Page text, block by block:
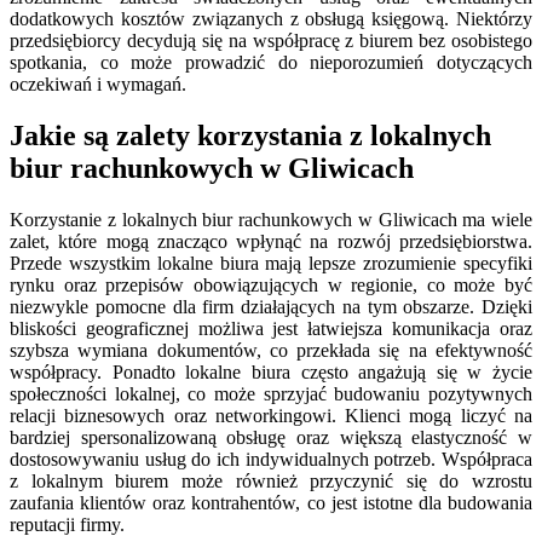
dodatkowych kosztów związanych z obsługą księgową. Niektórzy
przedsiębiorcy decydują się na współpracę z biurem bez osobistego
spotkania, co może prowadzić do nieporozumień dotyczących
oczekiwań i wymagań.
Jakie są zalety korzystania z lokalnych
biur rachunkowych w Gliwicach
Korzystanie z lokalnych biur rachunkowych w Gliwicach ma wiele
zalet, które mogą znacząco wpłynąć na rozwój przedsiębiorstwa.
Przede wszystkim lokalne biura mają lepsze zrozumienie specyfiki
rynku oraz przepisów obowiązujących w regionie, co może być
niezwykle pomocne dla firm działających na tym obszarze. Dzięki
bliskości geograficznej możliwa jest łatwiejsza komunikacja oraz
szybsza wymiana dokumentów, co przekłada się na efektywność
współpracy. Ponadto lokalne biura często angażują się w życie
społeczności lokalnej, co może sprzyjać budowaniu pozytywnych
relacji biznesowych oraz networkingowi. Klienci mogą liczyć na
bardziej spersonalizowaną obsługę oraz większą elastyczność w
dostosowywaniu usług do ich indywidualnych potrzeb. Współpraca
z lokalnym biurem może również przyczynić się do wzrostu
zaufania klientów oraz kontrahentów, co jest istotne dla budowania
reputacji firmy.